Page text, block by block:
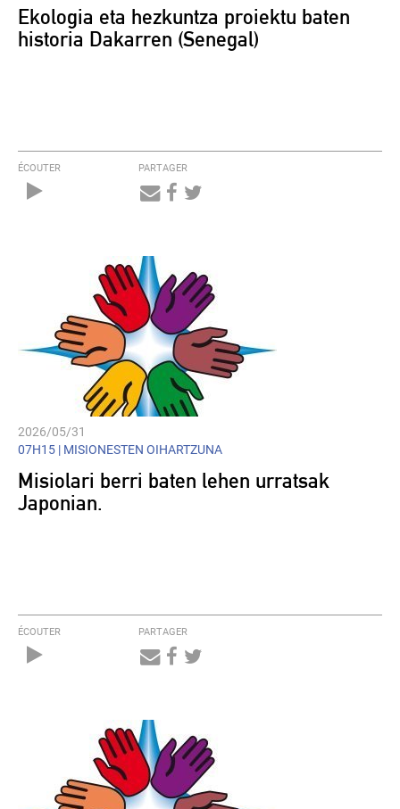
Ekologia eta hezkuntza proiektu baten
historia Dakarren (Senegal)
ÉCOUTER PARTAGER
2026/05/31
07H15 | MISIONESTEN OIHARTZUNA
Misiolari berri baten lehen urratsak
Japonian.
ÉCOUTER PARTAGER